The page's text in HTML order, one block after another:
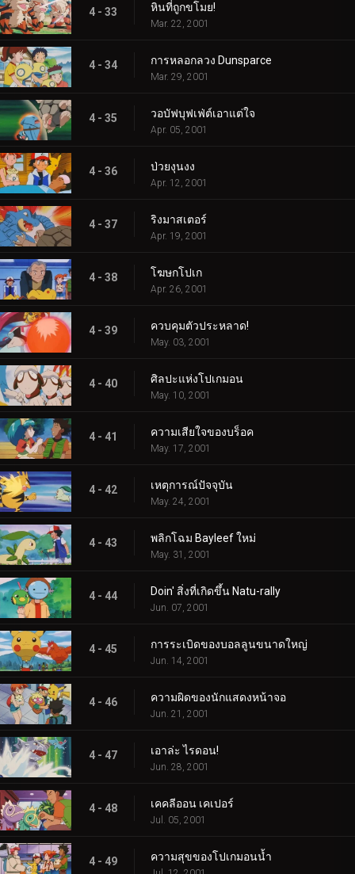
4 - 33 หินที่ถูกขโมย!
Mar. 22, 2001
4 - 34 การหลอกลวง Dunsparce
Mar. 29, 2001
4 - 35 วอบัฟบุฟเฟ่ต์เอาแต่ใจ
Apr. 05, 2001
4 - 36 ป่วยงุนงง
Apr. 12, 2001
4 - 37 ริงมาสเตอร์
Apr. 19, 2001
4 - 38 โฆษกโปเก
Apr. 26, 2001
4 - 39 ควบคุมตัวประหลาด!
May. 03, 2001
4 - 40 ศิลปะแห่งโปเกมอน
May. 10, 2001
4 - 41 ความเสียใจของบร็อค
May. 17, 2001
4 - 42 เหตุการณ์ปัจจุบัน
May. 24, 2001
4 - 43 พลิกโฉม Bayleef ใหม่
May. 31, 2001
4 - 44 Doin' สิ่งที่เกิดขึ้น Natu-rally
Jun. 07, 2001
4 - 45 การระเบิดของบอลลูนขนาดใหญ่
Jun. 14, 2001
4 - 46 ความผิดของนักแสดงหน้าจอ
Jun. 21, 2001
4 - 47 เอาล่ะ ไรดอน!
Jun. 28, 2001
4 - 48 เคคลีออน เคเปอร์
Jul. 05, 2001
4 - 49 ความสุขของโปเกมอนน้ำ